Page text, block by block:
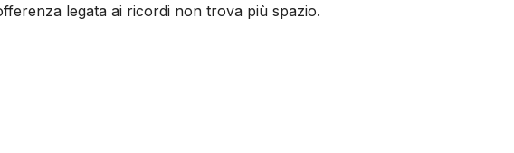
legata ai ricordi non trova più spazio.